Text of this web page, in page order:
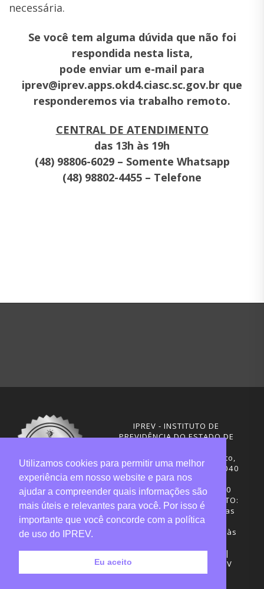
necessária.
Se você tem alguma dúvida que não foi
respondida nesta lista,
pode enviar um e-mail para
iprev@iprev.apps.okd4.ciasc.sc.gov.br que
responderemos via trabalho remoto.
CENTRAL DE ATENDIMENTO
das 13h às 19h
(48) 98806-6029 – Somente Whatsapp
(48) 98802-4455 – Telefone
IPREV - INSTITUTO DE
PREVIDÊNCIA DO ESTADO DE
Rua Visconde de Ouro Preto,
291 – Centro - CEP: 88020-040
Florianópolis - SC
Telefones: (48) 3665-4600
HORÁRIO DE FUNCIONAMENTO:
Central de Atendimento: das
12h30 às 18h
Sede administrativa: 7h30 às
Desenvolvimento: CIASC |
Gestão do conteúdo: IPREV
Utilizamos cookies para permitir uma melhor
experiência em nosso website e para nos
ajudar a compreender quais informações são
mais úteis e relevantes para você. Por isso é
importante que você concorde com a política
de uso do IPREV.
Eu aceito